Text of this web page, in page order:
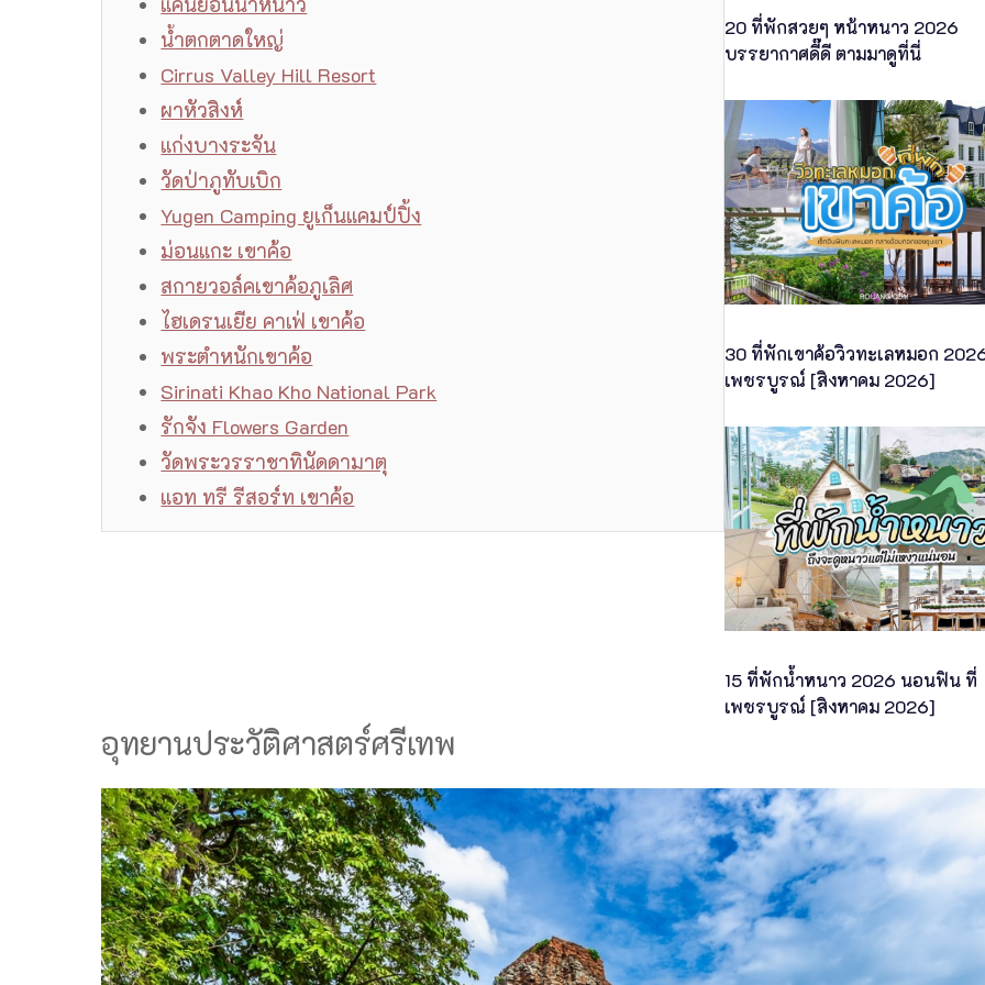
น้ำตกตาดใหญ่
Cirrus Valley Hill Resort
ผาหัวสิงห์
แก่งบางระจัน
วัดป่าภูทับเบิก
Yugen Camping ยูเก็นแคมป์ปิ้ง
ม่อนแกะ เขาค้อ
สกายวอล์คเขาค้อภูเลิศ
ไฮเดรนเยีย คาเฟ่ เขาค้อ
พระตำหนักเขาค้อ
Sirinati Khao Kho National Park
รักจัง Flowers Garden
วัดพระวรราชาทินัดดามาตุ
แอท ทรี รีสอร์ท เขาค้อ
20 ที่พักสวยๆ หน้าหนาว 2026
บรรยากาศดี๊ดี ตามมาดูที่นี่
30 ที่พักเขาค้อวิวทะเลหมอก
เพชรบูรณ์ [สิงหาคม 2026]
15 ที่พักน้ำหนาว 2026 นอนฟิน ที่
เพชรบูรณ์ [สิงหาคม 2026]
อุทยานประวัติศาสตร์ศรีเทพ